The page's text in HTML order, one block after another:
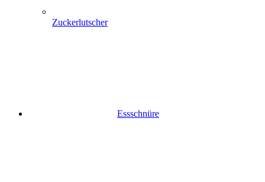
Zuckerlutscher
Essschnüre